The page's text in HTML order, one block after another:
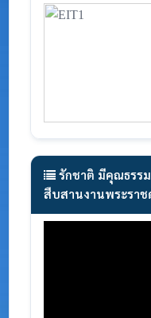
รักชาติ มีคุณธรร
สืบสานงานพระราช